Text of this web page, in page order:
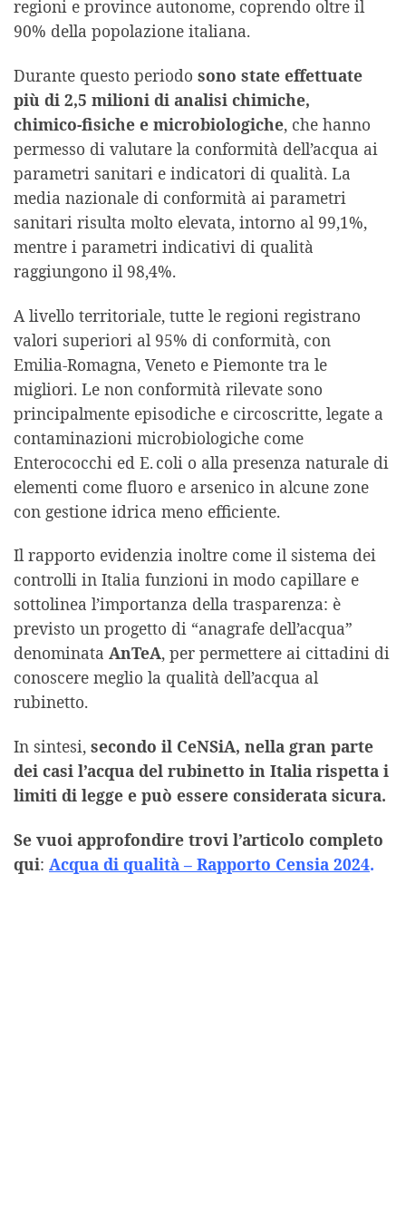
regioni e province autonome, coprendo oltre il
90% della popolazione italiana.
Durante questo periodo sono state effettuate
più di 2,5 milioni di analisi chimiche,
chimico‑fisiche e microbiologiche, che hanno
permesso di valutare la conformità dell’acqua ai
parametri sanitari e indicatori di qualità. La
media nazionale di conformità ai parametri
sanitari risulta molto elevata, intorno al 99,1%,
mentre i parametri indicativi di qualità
raggiungono il 98,4%.
A livello territoriale, tutte le regioni registrano
valori superiori al 95% di conformità, con
Emilia‑Romagna, Veneto e Piemonte tra le
migliori. Le non conformità rilevate sono
principalmente episodiche e circoscritte, legate a
contaminazioni microbiologiche come
Enterococchi ed E. coli o alla presenza naturale di
elementi come fluoro e arsenico in alcune zone
con gestione idrica meno efficiente.
Il rapporto evidenzia inoltre come il sistema dei
controlli in Italia funzioni in modo capillare e
sottolinea l’importanza della trasparenza: è
previsto un progetto di “anagrafe dell’acqua”
denominata AnTeA, per permettere ai cittadini di
conoscere meglio la qualità dell’acqua al
rubinetto.
In sintesi, secondo il CeNSiA, nella gran parte
dei casi l’acqua del rubinetto in Italia rispetta i
limiti di legge e può essere considerata sicura.
Se vuoi approfondire trovi l’articolo completo
qui: Acqua di qualità – Rapporto Censia 2024.